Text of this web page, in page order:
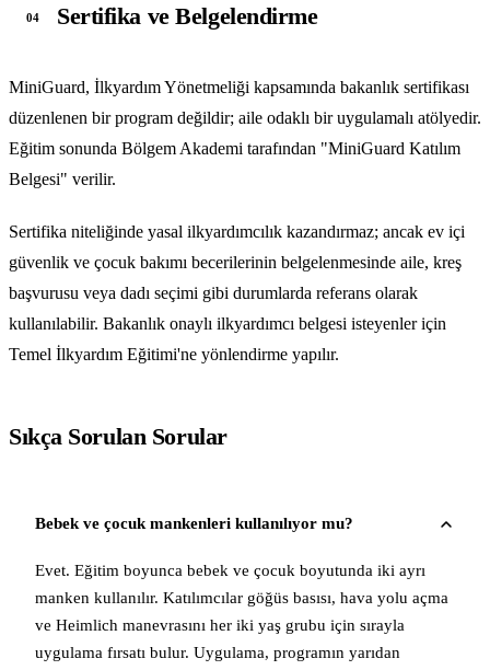
04 Sertifika ve Belgelendirme
MiniGuard, İlkyardım Yönetmeliği kapsamında bakanlık sertifikası
düzenlenen bir program değildir; aile odaklı bir uygulamalı atölyedir.
Eğitim sonunda Bölgem Akademi tarafından "MiniGuard Katılım
Belgesi" verilir.
Sertifika niteliğinde yasal ilkyardımcılık kazandırmaz; ancak ev içi
güvenlik ve çocuk bakımı becerilerinin belgelenmesinde aile, kreş
başvurusu veya dadı seçimi gibi durumlarda referans olarak
kullanılabilir. Bakanlık onaylı ilkyardımcı belgesi isteyenler için
Temel İlkyardım Eğitimi'ne yönlendirme yapılır.
Sıkça Sorulan Sorular
Bebek ve çocuk mankenleri kullanılıyor mu?
Evet. Eğitim boyunca bebek ve çocuk boyutunda iki ayrı
manken kullanılır. Katılımcılar göğüs basısı, hava yolu açma
ve Heimlich manevrasını her iki yaş grubu için sırayla
uygulama fırsatı bulur. Uygulama, programın yarıdan